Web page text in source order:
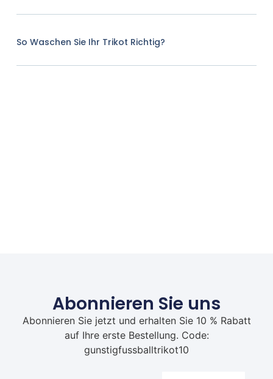
So Waschen Sie Ihr Trikot Richtig?
Abonnieren Sie uns
Abonnieren Sie jetzt und erhalten Sie 10 % Rabatt
auf Ihre erste Bestellung. Code:
gunstigfussballtrikot10